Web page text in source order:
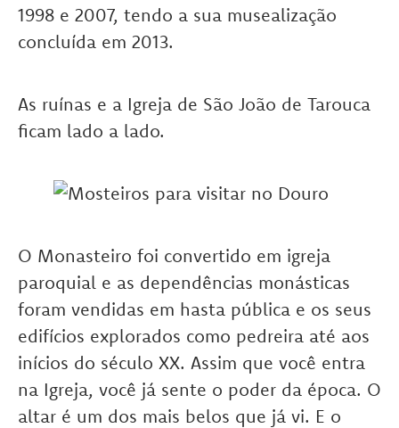
1998 e 2007, tendo a sua musealização
concluída em 2013.
As ruínas e a Igreja de São João de Tarouca
ficam lado a lado.
O Monasteiro foi convertido em igreja
paroquial e as dependências monásticas
foram vendidas em hasta pública e os seus
edifícios explorados como pedreira até aos
inícios do século XX. Assim que você entra
na Igreja, você já sente o poder da época. O
altar é um dos mais belos que já vi. E o